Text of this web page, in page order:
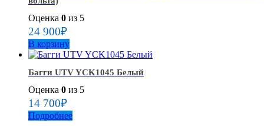
Оценка 0 из 5
24 900₽
В корзину
Багги UTV YCK1045 Белый
Оценка 0 из 5
14 700₽
Подробнее